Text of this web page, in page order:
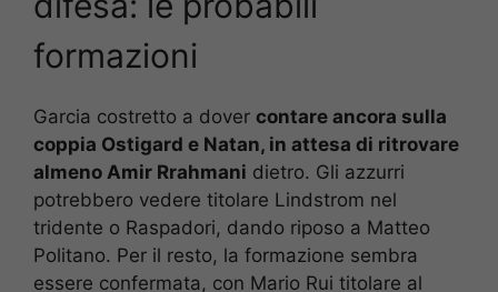
formazioni
Garcia costretto a dover contare ancora sulla
coppia Ostigard e Natan, in attesa di ritrovare
almeno Amir Rrahmani dietro. Gli azzurri
potrebbero vedere titolare Lindstrom nel
tridente o Raspadori, dando riposo a Matteo
Politano. Per il resto, la formazione sembra
essere confermata, con Mario Rui titolare al